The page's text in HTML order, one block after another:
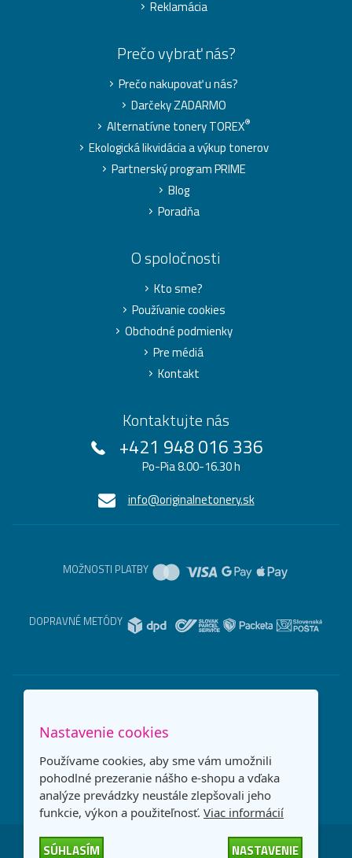
Reklamácia
Prečo vybrať nás?
Prečo nakupovať u nás?
Darčeky ZADARMO
Alternatívne tonery TOREX®
Ekologická likvidácia a výkup tonerov
Partnerský program PRIME
Blog
Poradňa
O spoločnosti
Kto sme?
Používanie cookies
Obchodné podmienky
Pre médiá
Kontakt
Kontaktujte nás
+421 948 016 336
Po-Pia 8.00-16.30 h
info@originalnetonery.sk
MOŽNOSTI PLATBY
DOPRAVNÉ METÓDY
Slovensko
Nastavenie cookies
Používame cookies, aby sme vám umožnili
pohodlné prezeranie nášho e-shopu a vďaka
analýze prevádzky neustále zlepšovali jeho
funkcie, výkon a použiteľnosť. Viac informácií
SÚHLASÍM NASTAVENIE